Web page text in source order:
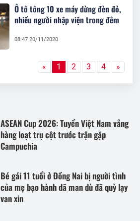
Ô tô tông 10 xe máy dừng đèn đỏ,
nhiều người nhập viện trong đêm
08:47 20/11/2020
« 1 2 3 4 »
ASEAN Cup 2026: Tuyển Việt Nam vắng
hàng loạt trụ cột trước trận gặp
Campuchia
Bé gái 11 tuổi ở Đồng Nai bị người tình
của mẹ bạo hành dã man dù đã quỳ lạy
van xin